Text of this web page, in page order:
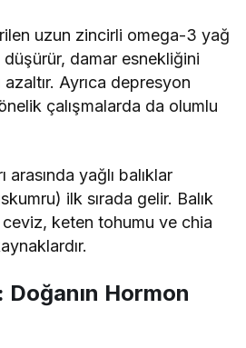
uzun zincirli omega-3 yağ
damar esnekliğini
azaltır. Ayrıca depresyon
çalışmalarda da olumlu
yağlı balıklar
ilk sırada gelir. Balık
keten tohumu ve chia
Hormon